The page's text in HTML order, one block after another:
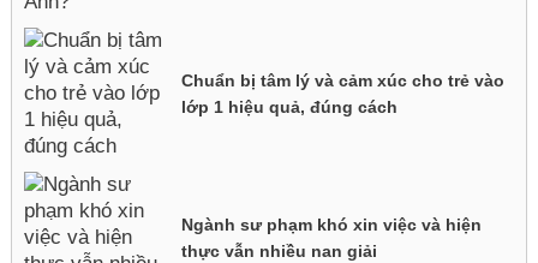
Chuẩn bị tâm lý và cảm xúc cho trẻ vào
lớp 1 hiệu quả, đúng cách
Ngành sư phạm khó xin việc và hiện
thực vẫn nhiều nan giải